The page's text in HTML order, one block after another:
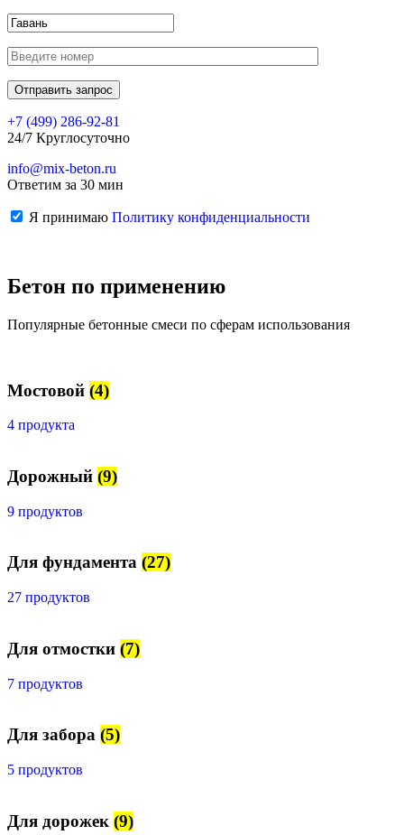
+7 (499) 286-92-81
24/7 Круглосуточно
info@mix-beton.ru
Ответим за 30 мин
Я принимаю Политику конфиденциальности
Бетон по применению
Популярные бетонные смеси по сферам использования
Мостовой (4)
4 продукта
Дорожный (9)
9 продуктов
Для фундамента (27)
27 продуктов
Для отмостки (7)
7 продуктов
Для забора (5)
5 продуктов
Для дорожек (9)